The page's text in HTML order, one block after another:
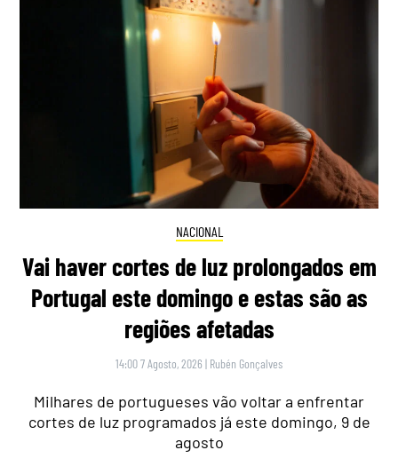
NACIONAL
Vai haver cortes de luz prolongados em
Portugal este domingo e estas são as
regiões afetadas
14:00 7 Agosto, 2026 | Rubén Gonçalves
Milhares de portugueses vão voltar a enfrentar
cortes de luz programados já este domingo, 9 de
agosto